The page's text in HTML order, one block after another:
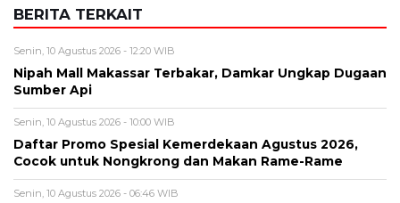
Cocok untuk Nongkrong dan Makan Rame-Rame
Senin, 10 Agustus 2026 - 06:46 WIB
Rangkaian Acara HUT ke 81 RI yang Wajib Diketahui,
Ada Pesta Rakyat hingga Merdeka Run 8.1
Minggu, 9 Agustus 2026 - 15:15 WIB
Nama Febrio Adiono Muncul dalam Kasus Sutrimo,
Kejagung Ungkap Status Sebenarnya
Minggu, 9 Agustus 2026 - 14:57 WIB